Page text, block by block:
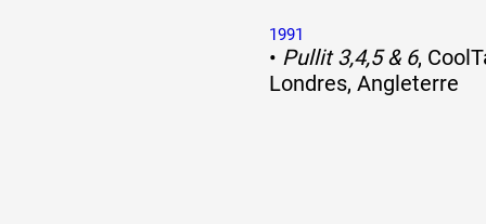
1991
• Pullit 3,4,5 & 6,
Londres, Angleterre